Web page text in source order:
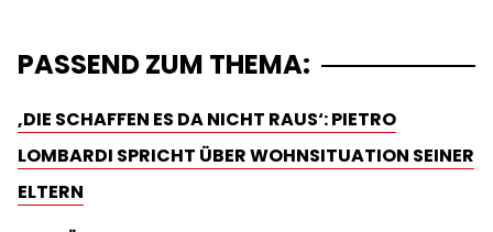
PASSEND ZUM THEMA:
‚DIE SCHAFFEN ES DA NICHT RAUS‘: PIETRO
LOMBARDI SPRICHT ÜBER WOHNSITUATION SEINER
ELTERN